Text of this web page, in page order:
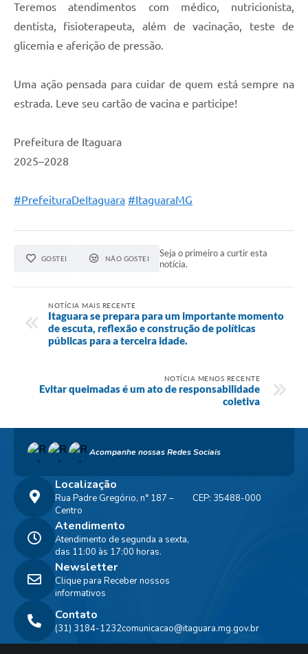
Teremos atendimentos com médico, nutricionista,
dentista, fisioterapeuta, além de vacinação, teste de
glicemia e aferição de pressão.
Uma ação pensada para cuidar de quem está sempre na
estrada. Leve seu cartão de vacina e participe!
Prefeitura de Itaguara
2025–2028
#PrefeituraDeItaguara #ItaguaraMG
GOSTEI NÃO GOSTEI
Seja o primeiro a curtir esta
notícia.
NOTÍCIA MAIS RECENTE
Itaguara se prepara para um importante momento
de escuta, reflexão e construção de políticas
públicas para a terceira idade.
NOTÍCIA MENOS RECENTE
Evitar queimadas é um ato de responsabilidade
coletiva
Acompanhe nossas Redes Sociais
Localização
Rua Padre Gregório, n° 187 –
Centro
CEP: 35488-000
Contato
(31) 3184-1232comunicacao@itaguara.mg.gov.br
Atendimento
Atendimento de segunda a sexta,
das 11:00 às 17:00 horas.
Newsletter
Clique para Receber nossos
informativos